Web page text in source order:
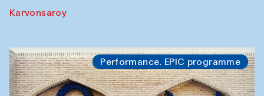
Karvonsaroy
Performance. EPIC programme